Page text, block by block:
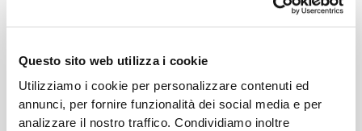
Questo sito web utilizza i cookie
Utilizziamo i cookie per personalizzare contenuti ed
annunci, per fornire funzionalità dei social media e per
analizzare il nostro traffico. Condividiamo inoltre
PIÙ DI
per farti avere un bell'aspetto, ma anche per farti
sentire bene. Utilizziamo un tessuto ad asciugatura